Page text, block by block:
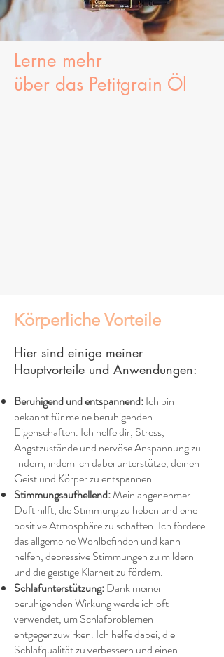
Lerne mehr
über das Petitgrain Öl
Körperliche Vorteile
Hier sind einige meiner
Hauptvorteile und Anwendungen:
Beruhigend und entspannend:Ich bin
bekannt für meine beruhigenden
Eigenschaften. Ich helfe dir, Stress,
Angstzustände und nervöse Anspannung zu
lindern, indem ich dabei unterstütze, deinen
Geist und Körper zu entspannen.
Stimmungsaufhellend:Mein angenehmer
Duft hilft, die Stimmung zu heben und eine
positive Atmosphäre zu schaffen. Ich fördere
das allgemeine Wohlbefinden und kann
helfen, depressive Stimmungen zu mildern
und die geistige Klarheit zu fördern.
Schlafunterstützung:Dank meiner
beruhigenden Wirkung werde ich oft
verwendet, um Schlafproblemen
entgegenzuwirken. Ich helfe dabei, die
Schlafqualität zu verbessern und einen